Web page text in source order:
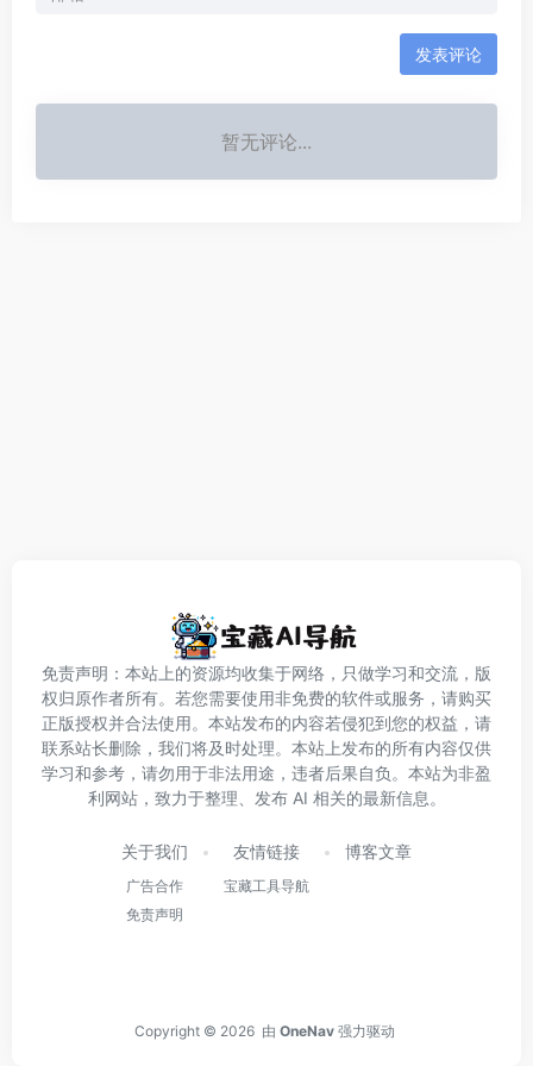
发表评论
暂无评论...
免责声明：本站上的资源均收集于网络，只做学习和交流，版
权归原作者所有。若您需要使用非免费的软件或服务，请购买
正版授权并合法使用。本站发布的内容若侵犯到您的权益，请
联系站长删除，我们将及时处理。本站上发布的所有内容仅供
学习和参考，请勿用于非法用途，违者后果自负。本站为非盈
利网站，致力于整理、发布 AI 相关的最新信息。
关于我们
广告合作
免责声明
友情链接
宝藏工具导航
博客文章
Copyright © 2026 由 OneNav 强力驱动